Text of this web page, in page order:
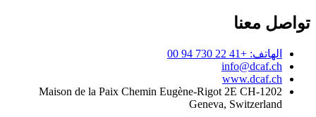
تواصل معنا
الهاتف: +41 22 730 94 00
info@dcaf.ch
www.dcaf.ch
Maison de la Paix Chemin Eugène-Rigot 2E CH-1202
Geneva, Switzerland